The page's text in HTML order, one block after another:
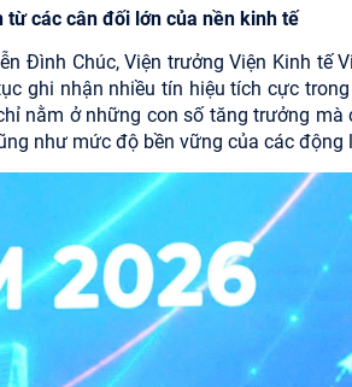
các cân đối lớn của nền kinh tế
Đình Chúc, Viện trưởng Viện Kinh tế
ghi nhận nhiều tín hiệu tích cực
nằm ở những con số tăng trưởng
như mức độ bền vững của các